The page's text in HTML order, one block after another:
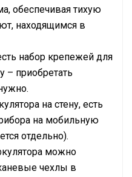
обеспечивая тихую
находящимся в
набор крепежей для
– приобретать
на стену, есть
на мобильную
отдельно).
можно
чехлы в